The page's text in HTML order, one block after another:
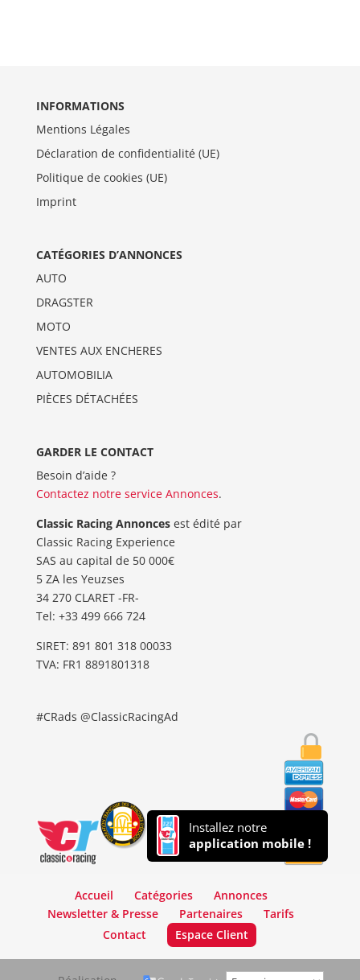
INFORMATIONS
Mentions Légales
Déclaration de confidentialité (UE)
Politique de cookies (UE)
Imprint
CATÉGORIES D’ANNONCES
AUTO
DRAGSTER
MOTO
VENTES AUX ENCHERES
AUTOMOBILIA
PIÈCES DÉTACHÉES
GARDER LE CONTACT
Besoin d’aide ?
Contactez notre service Annonces.
Classic Racing Annoncesest édité par
Classic Racing Experience
SAS au capital de 50 000€
5 ZA les Yeuzses
34 270 CLARET -FR-
Tel: ‭+33 499 666 724‬
SIRET: 891 801 318 00033
TVA: FR1 8891801318
#CRads @ClassicRacingAd
Installez notre
application mobile !
Accueil Catégories
Annonces
Newsletter & Presse
Partenaires
Tarifs
Contact
Espace Client